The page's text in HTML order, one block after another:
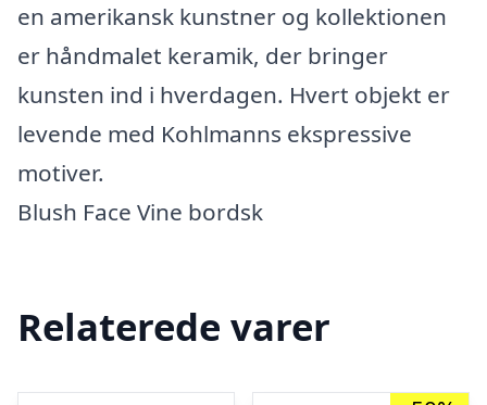
en amerikansk kunstner og kollektionen
er håndmalet keramik, der bringer
kunsten ind i hverdagen. Hvert objekt er
levende med Kohlmanns ekspressive
motiver.
Blush Face Vine bordsk
Relaterede varer